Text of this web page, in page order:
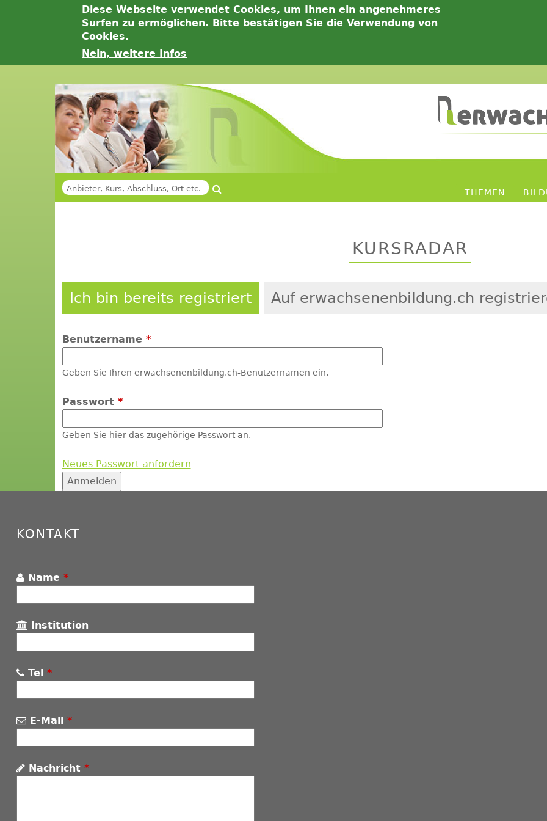
Diese Webseite verwendet Cookies, um Ihnen ein angenehmeres
Surfen zu ermöglichen. Bitte bestätigen Sie die Verwendung von
Cookies.
Nein, weitere Infos
Suche
THEMEN
KURSRADAR
Ich bin bereits registriert Auf erwachsenenbildung.ch
Benutzername *
Geben Sie Ihren erwachsenenbildung.ch-Benutzernamen ein.
Passwort *
Geben Sie hier das zugehörige Passwort an.
Neues Passwort anfordern
KONTAKT
Name *
Institution
Tel *
E-Mail *
Nachricht *